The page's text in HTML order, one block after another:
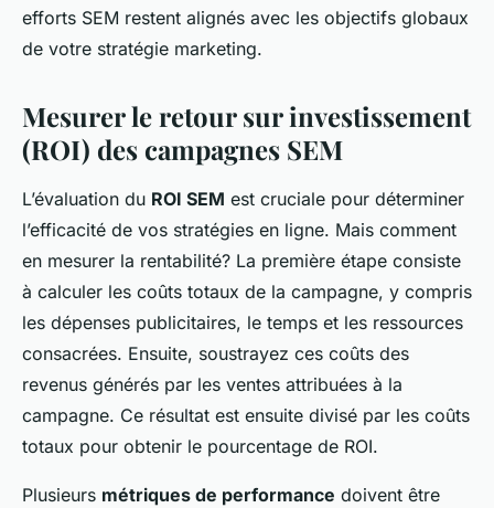
efforts SEM restent alignés avec les objectifs globaux
de votre stratégie marketing.
Mesurer le retour sur investissement
(ROI) des campagnes SEM
L’évaluation du ROI SEM est cruciale pour déterminer
l’efficacité de vos stratégies en ligne. Mais comment
en mesurer la rentabilité? La première étape consiste
à calculer les coûts totaux de la campagne, y compris
les dépenses publicitaires, le temps et les ressources
consacrées. Ensuite, soustrayez ces coûts des
revenus générés par les ventes attribuées à la
campagne. Ce résultat est ensuite divisé par les coûts
totaux pour obtenir le pourcentage de ROI.
Plusieurs métriques de performance doivent être